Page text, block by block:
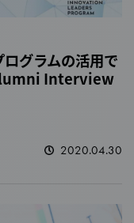
グラムの活用で
Interview
2020.04.30